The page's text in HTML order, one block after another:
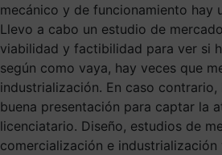
mecánico y de funcionamiento hay
Llevo a cabo un estudio de
viabilidad y factibilidad para ver si
según como vaya, hay veces que
industrialización. En caso contrario,
buena presentación para captar la
licenciatario. Diseño, estudios de
comercialización e industrialización